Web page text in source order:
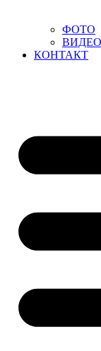
ФОТО
ВИДЕО
КОНТАКТ